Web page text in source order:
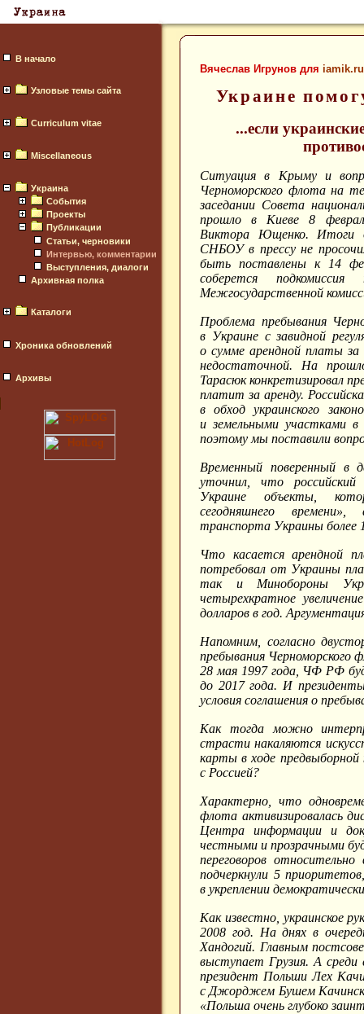
В начало
Узловые темы сайта
Curriculum vitae
Miscellaneous
Украина
События
Проекты
Публикации
Статьи, черновики
Интервью, комментарии
Выступления, диалоги
Архивная полка
Каталоги
Хроника обновлений
Архивы
Вячеслав Игрунов для iamik.ru
Украине
...если
Ситуация в Крыму и
Черноморского флота на
заседании Совета
прошло в Киеве 8
Виктора Ющенко. Итоги
СНБОУ в прессу не
быть поставлены к 14
соберется
Межгосударственной
Проблема пребывания
в Украине с завидной
о сумме арендной платы
недостаточной. На
Тарасюк конкретизировал
платит за аренду.
в обход украинского
и земельными участками
поэтому мы поставили
Временный поверенный в
уточнил, что
Украине объекты,
сегодняшнего
транспорта Украины более
Что касается арендной
потребовал от Украины
так и Минобороны
четырехкратное
долларов в год.
Напомним, согласно
пребывания
28 мая 1997 года, ЧФ РФ
до 2017 года. И
условия соглашения о
Как тогда можно
страсти накаляются
карты в ходе
с Россией?
Характерно, что
флота активизировалась
Центра информации и
честными и прозрачными
переговоров
подчеркнули 5
в укреплении
Как известно, украинское
2008 год. На днях в
Хандогий. Главным
выступает Грузия. А среди
президент Польши Лех
с Джорджем Бушем
«Польша очень глубоко